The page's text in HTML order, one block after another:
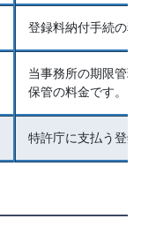
登録料納付手続の
当事務所の期限管
保管の料金です。
特許庁に支払う登